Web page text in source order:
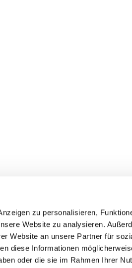
zu personalisieren,
Website zu analysieren.
Website an unsere Partner für
diese Informationen
oder die sie im Rahmen Ihrer